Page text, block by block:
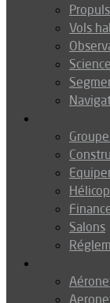
Vols
Salons